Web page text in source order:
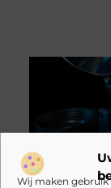
Wij maken